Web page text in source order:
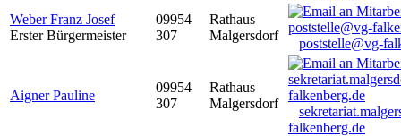
Weber Franz Josef
Erster Bürgermeister
09954
307
Rathaus
Malgersdorf
poststelle@vg-
Aigner Pauline
09954
307
Rathaus
Malgersdorf
falkenberg.de